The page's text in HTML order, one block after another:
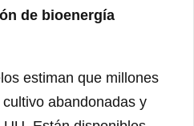
de bioenergía
estiman que millones
abandonadas y